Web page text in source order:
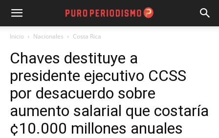
Inicio Nacionales Costa Rica
Chaves destituye a
presidente ejecutivo CCSS
por desacuerdo sobre
aumento salarial que costaría
¢10.000 millones anuales